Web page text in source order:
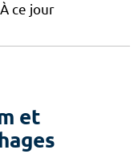
ce jour
et